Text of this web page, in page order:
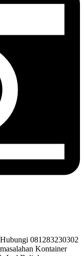
081283230302
Kontainer